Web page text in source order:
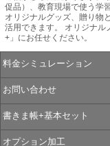
促品）、教育現場で使う学
オリジナルグッズ、贈り物
活用できます。 オリジナル
+」にお任せください。
料金シミュレーション
お問い合わせ
書きま帳+基本セット
オプション加工